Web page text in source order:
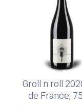
Ajouter Au
Groll n roll
de France,